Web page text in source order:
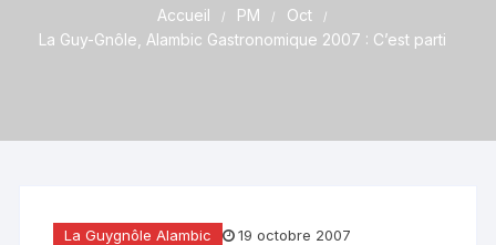
Accueil PM
Oct
La Guy-Gnôle, Alambic Gastronomique 2007 : C’est parti
La Guygnôle Alambic 19 octobre 2007